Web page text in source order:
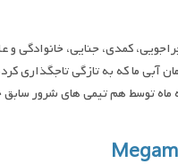
آبی ما که به تازگی تاجگذاری
ماه توسط هم تیمی های شرور